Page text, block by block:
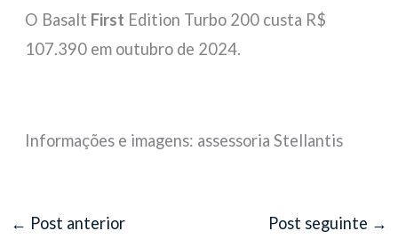
O Basalt First Edition Turbo 200 custa R$
107.390 em outubro de 2024.
Informações e imagens: assessoria Stellantis
← Post anterior Post seguinte →